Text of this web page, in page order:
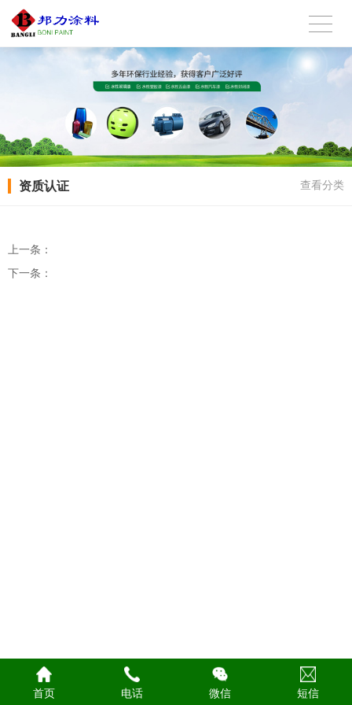
资质认证 查看分类
上一条：
下一条：
首页 电话 微信 短信